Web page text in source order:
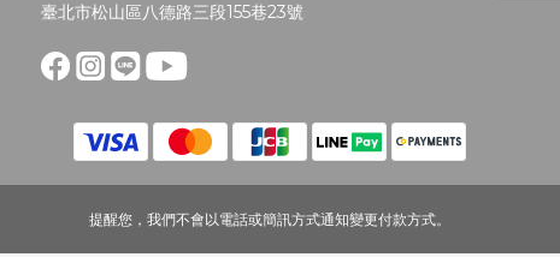
臺北市松山區八德路三段155巷23號
提醒您，我們不會以電話或簡訊方式通知變更付款方式。